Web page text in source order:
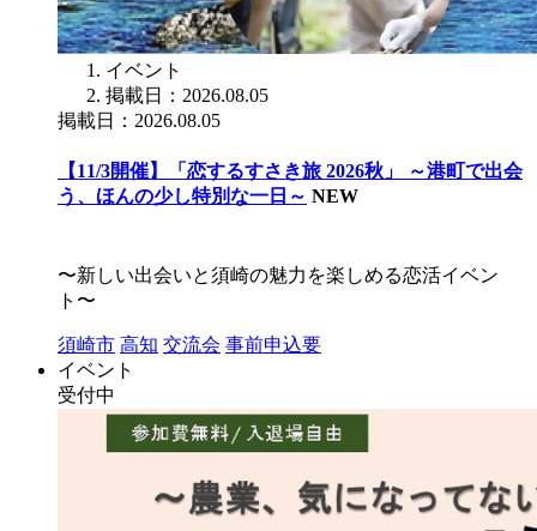
イベント
掲載日：2026.08.05
掲載日：2026.08.05
【11/3開催】「恋するすさき旅 2026秋」 ～港町で出会
う、ほんの少し特別な一日～ NEW
〜新しい出会いと須崎の魅力を楽しめる恋活イベン
ト〜
須崎市 高知 交流会 事前申込要
イベント
受付中